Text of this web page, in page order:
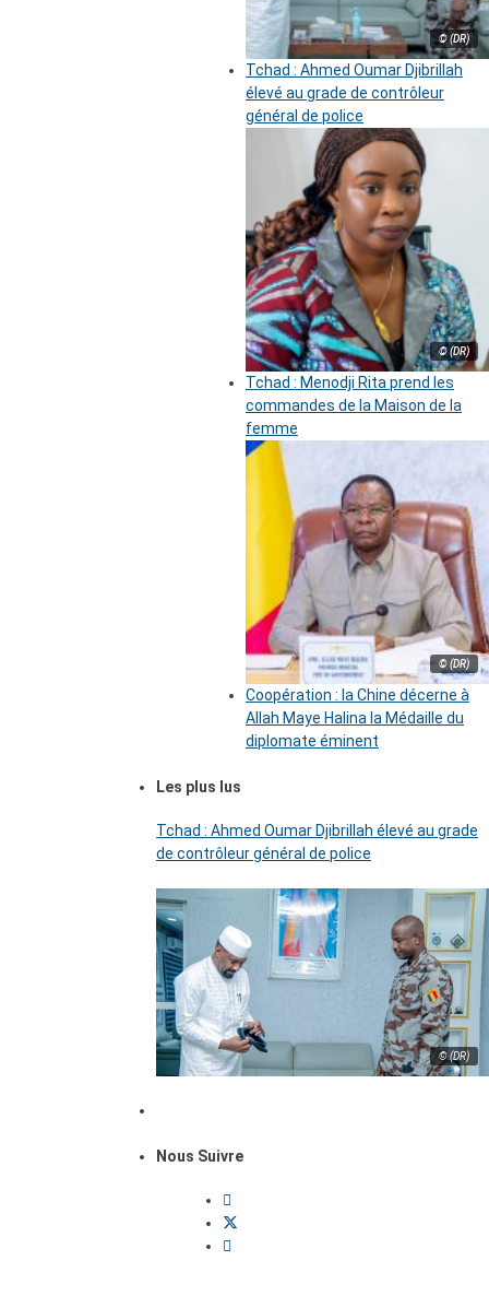
© (DR)
Tchad : Ahmed Oumar Djibrillah
élevé au grade de contrôleur
général de police
© (DR)
Tchad : Menodji Rita prend les
commandes de la Maison de la
femme
© (DR)
Coopération : la Chine décerne à
Allah Maye Halina la Médaille du
diplomate éminent
Les plus lus
Tchad : Ahmed Oumar Djibrillah élevé au grade
de contrôleur général de police
© (DR)
Nous Suivre